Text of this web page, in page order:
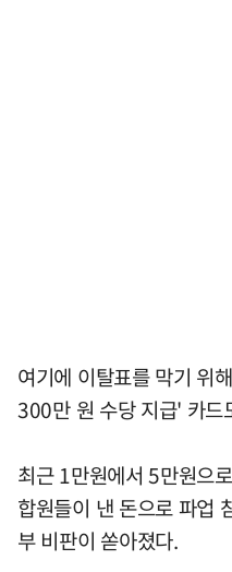
여기에 이탈표를 막기 위
300만 원 수당 지급' 카드
최근 1만원에서 5만원으
합원들이 낸 돈으로 파업
부 비판이 쏟아졌다.